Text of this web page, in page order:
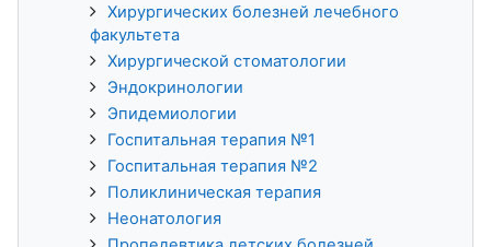
Хирургических болезней лечебного
факультета
Хирургической стоматологии
Эндокринологии
Эпидемиологии
Госпитальная терапия №1
Госпитальная терапия №2
Поликлиническая терапия
Неонатология